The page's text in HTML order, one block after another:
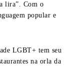
lira”. Com o
popular e
LGBT+ tem seu
na orla da